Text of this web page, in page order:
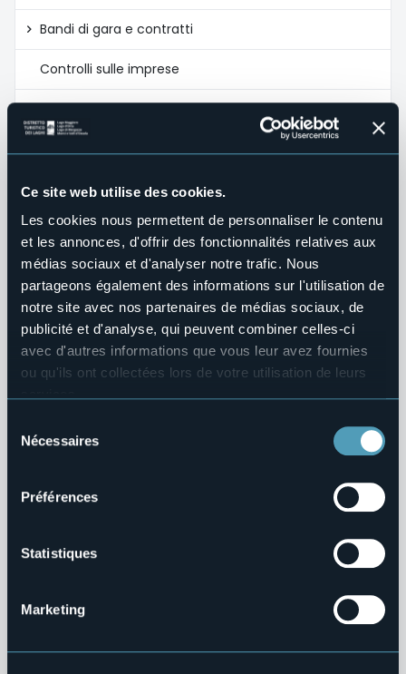
Ce site web utilise des cookies.
Les cookies nous permettent de personnaliser le contenu
et les annonces, d'offrir des fonctionnalités relatives aux
médias sociaux et d'analyser notre trafic. Nous
partageons également des informations sur l'utilisation de
notre site avec nos partenaires de médias sociaux, de
publicité et d'analyse, qui peuvent combiner celles-ci
avec d'autres informations que vous leur avez fournies
ou qu'ils ont collectées lors de votre utilisation de leurs
manière de les gérer et de les supprimer,
cliquez ici
Nécessaires
Préférences
Statistiques
Marketing
Bandi di gara e contratti
Controlli sulle imprese
Sovvenzioni, Contributi, Sussidi, Vantaggi Economici
Bilanci
Beni Immobili e Gestione Patrimonio
Controlli e rilievi sull'amministrazione
Servizi Erogati
Carta dei servizi e standard di qualità
Costi contabilizzati
Tempi medi di erogazione dei servizi
Liste di attesa
Opere Pubbliche
Pianificazione e Governo del Territorio
Strutture Sanitarie Private Accreditate
Interventi Straordinari e di Emergenza